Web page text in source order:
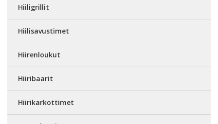
Hiiligrillit
Hiilisavustimet
Hiirenloukut
Hiiribaarit
Hiirikarkottimet